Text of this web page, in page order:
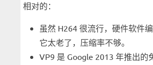
相对的：
虽然 H264 很流行，硬件软件
它太老了，压缩率不够。
VP9 是 Google 2013 年推出的